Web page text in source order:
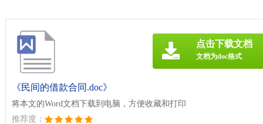
《民间的借款合同.doc》
将本文的Word文档下载到电脑，方便收藏和打印
推荐度：
点击下载文档
文档为doc格式